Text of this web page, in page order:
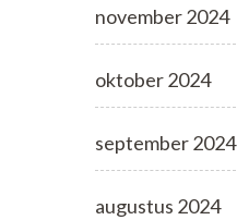
november 2024
oktober 2024
september 2024
augustus 2024